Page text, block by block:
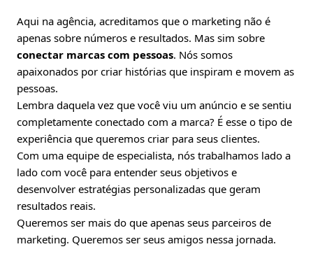
Aqui na agência, acreditamos que o marketing não é
apenas sobre números e resultados. Mas sim sobre
conectar marcas com pessoas. Nós somos
apaixonados por criar histórias que inspiram e movem as
pessoas.
Lembra daquela vez que você viu um anúncio e se sentiu
completamente conectado com a marca? É esse o tipo de
experiência que queremos criar para seus clientes.
Com uma equipe de especialista, nós trabalhamos lado a
lado com você para entender seus objetivos e
desenvolver estratégias personalizadas que geram
resultados reais.
Queremos ser mais do que apenas seus parceiros de
marketing. Queremos ser seus amigos nessa jornada.